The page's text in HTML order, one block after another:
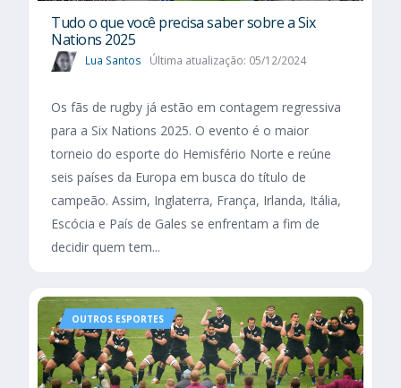
Tudo o que você precisa saber sobre a Six
Nations 2025​
Lua Santos Última atualização: 05/12/2024
Os fãs de rugby já estão em contagem regressiva
para a Six Nations 2025. O evento é o maior
torneio do esporte do Hemisfério Norte e reúne
seis países da Europa em busca do título de
campeão. Assim, Inglaterra, França, Irlanda, Itália,
Escócia e País de Gales se enfrentam a fim de
decidir quem tem...
OUTROS ESPORTES